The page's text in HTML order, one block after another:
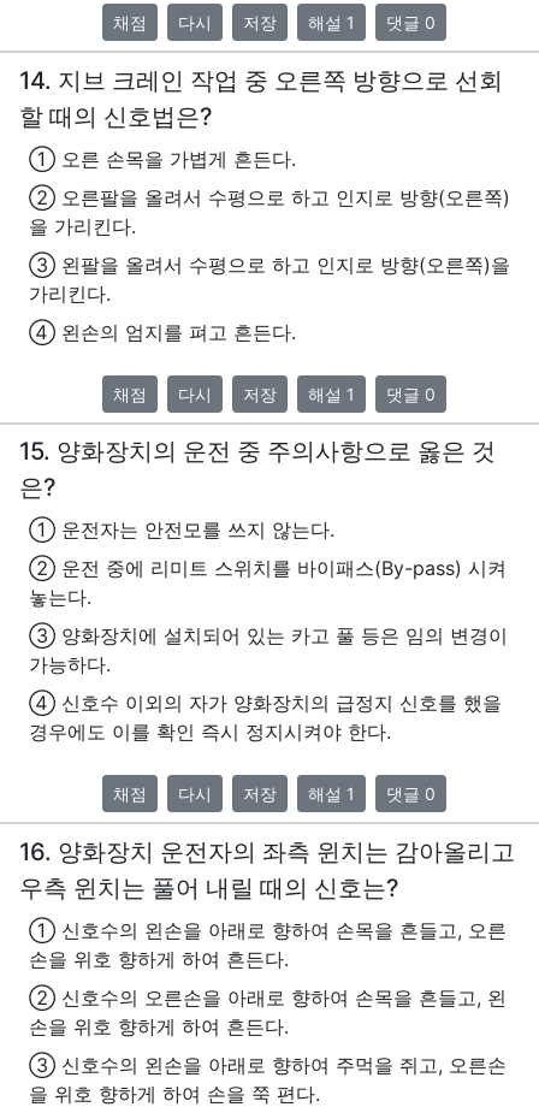
채점 다시 저장 해설 1 댓글 0
14. 지브 크레인 작업 중 오른쪽 방향으로 선회
할 때의 신호법은?
① 오른 손목을 가볍게 흔든다.
② 오른팔을 올려서 수평으로 하고 인지로 방향(오른쪽)
을 가리킨다.
③ 왼팔을 올려서 수평으로 하고 인지로 방향(오른쪽)을
가리킨다.
④ 왼손의 엄지를 펴고 흔든다.
채점 다시 저장 해설 1 댓글 0
15. 양화장치의 운전 중 주의사항으로 옳은 것
은?
① 운전자는 안전모를 쓰지 않는다.
② 운전 중에 리미트 스위치를 바이패스(By-pass) 시켜
놓는다.
③ 양화장치에 설치되어 있는 카고 풀 등은 임의 변경이
가능하다.
④ 신호수 이외의 자가 양화장치의 급정지 신호를 했을
경우에도 이를 확인 즉시 정지시켜야 한다.
채점 다시 저장 해설 1 댓글 0
16. 양화장치 운전자의 좌측 윈치는 감아올리고
우측 윈치는 풀어 내릴 때의 신호는?
① 신호수의 왼손을 아래로 향하여 손목을 흔들고, 오른
손을 위호 향하게 하여 흔든다.
② 신호수의 오른손을 아래로 향하여 손목을 흔들고, 왼
손을 위호 향하게 하여 흔든다.
③ 신호수의 왼손을 아래로 향하여 주먹을 쥐고, 오른손
을 위호 향하게 하여 손을 쭉 편다.